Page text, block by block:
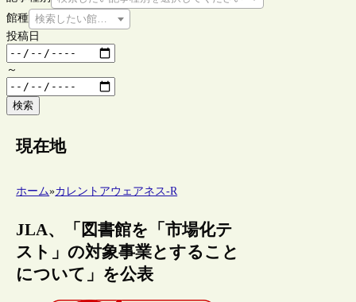
館種 検索したい館種を選択してください
投稿日
～
検索
現在地
ホーム»カレントアウェアネス-R
JLA、「図書館を「市場化テ
スト」の対象事業とすること
について」を公表